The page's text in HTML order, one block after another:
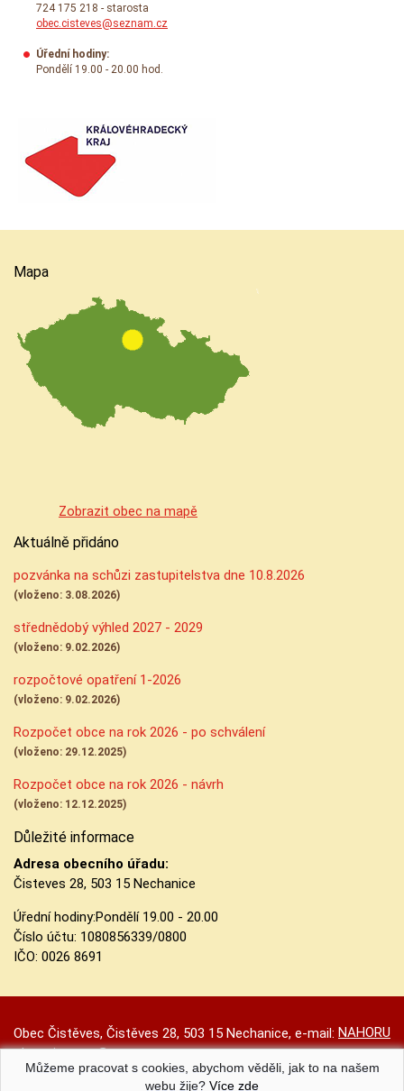
724 175 218 - starosta
obec.cisteves@seznam.cz
Úřední hodiny:
Pondělí 19.00 - 20.00 hod.
Mapa
Zobrazit obec na mapě
Aktuálně přidáno
pozvánka na schůzi zastupitelstva dne 10.8.2026
(vloženo: 3.08.2026)
střednědobý výhled 2027 - 2029
(vloženo: 9.02.2026)
rozpočtové opatření 1-2026
(vloženo: 9.02.2026)
Rozpočet obce na rok 2026 - po schválení
(vloženo: 29.12.2025)
Rozpočet obce na rok 2026 - návrh
(vloženo: 12.12.2025)
Důležité informace
Adresa obecního úřadu:
Čisteves 28, 503 15 Nechanice
Úřední hodiny:Pondělí 19.00 - 20.00
Číslo účtu: 1080856339/0800
IČO: 0026 8691
NAHORU
Obec Čistěves, Čistěves 28, 503 15 Nechanice, e-mail:
obec.cisteves@seznam.cz
Prohlášení o přístupnosti|Původní web|Nastavení cookies
Můžeme pracovat s cookies, abychom věděli, jak to na našem
webu žije? Více zde